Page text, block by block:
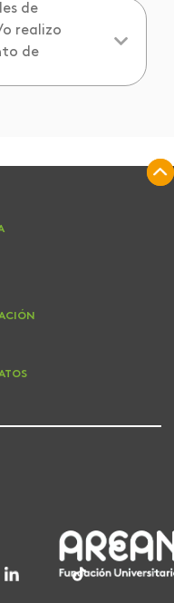
de
realizo
de